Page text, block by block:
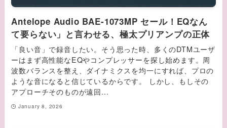
Antelope Audio BAE-1073MP セール！EQなん
て要らない」と言わせる、極太プリアンプの正体
「良い音」で録音したい。そう思った時、多くのDTMユーザ
ーはまず高性能なEQやコンプレッサーを探し始めます。周
波数バランスを整え、ダイナミクスを均一にすれば、プロの
ような音になると信じているからです。 しかし、もしその
アプローチそのものが遠回...
January 8, 2026